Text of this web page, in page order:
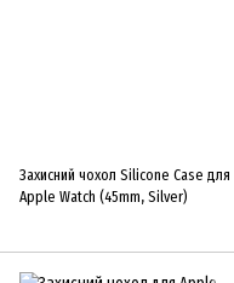
Захисний чохол Silicone Case для
Apple Watch (45mm, Silver)